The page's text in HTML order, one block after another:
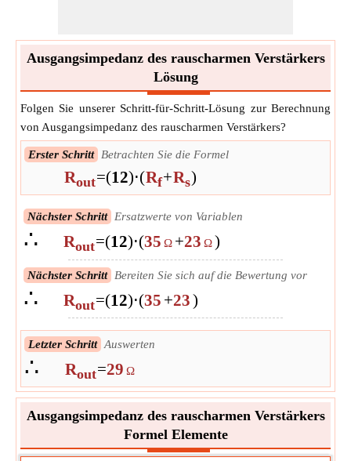
Ausgangsimpedanz des rauscharmen Verstärkers
Lösung
Folgen Sie unserer Schritt-für-Schritt-Lösung zur Berechnung
von Ausgangsimpedanz des rauscharmen Verstärkers?
Erster Schritt Betrachten Sie die Formel
Rout=(12)⋅(Rf+Rs)
Nächster Schritt Ersatzwerte von Variablen
∴ Rout=(12)⋅(35 Ω +23 Ω)
Nächster Schritt Bereiten Sie sich auf die Bewertung vor
∴ Rout=(12)⋅(35 +23)
Letzter Schritt Auswerten
∴ Rout=29 Ω
Ausgangsimpedanz des rauscharmen Verstärkers
Formel Elemente